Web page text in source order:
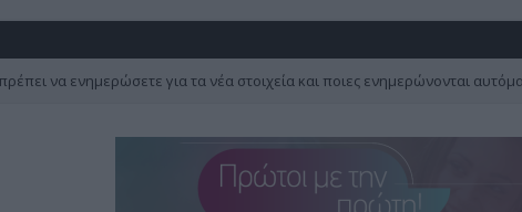
να ενημερώσετε για τα νέα στοιχεία και ποιες ενημερώνονται